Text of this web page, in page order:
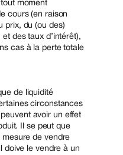
moment
cours (en raison
prix, du (ou des)
des taux d’intérêt),
cas à la perte totale
de liquidité
circonstances
avoir un effet
Il se peut que
mesure de vendre
doive le vendre à un